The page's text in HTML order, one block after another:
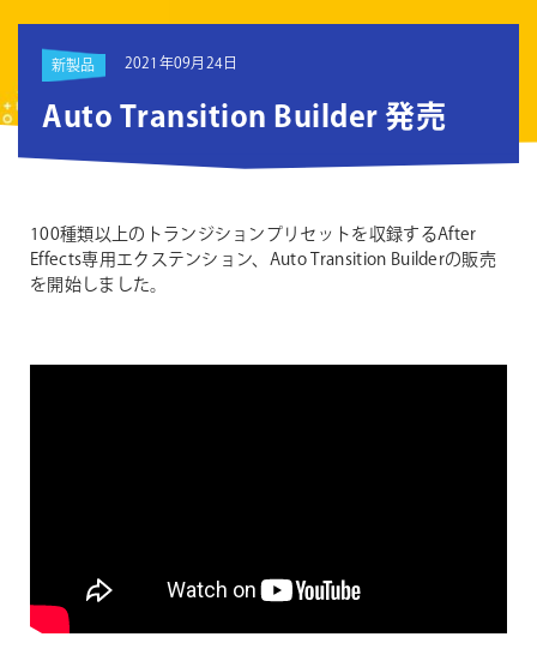
新製品 2021年09月24日
Auto Transition Builder 発売
100種類以上のトランジションプリセットを収録するAfter
Effects専用エクステンション、Auto Transition Builderの販売
を開始しました。